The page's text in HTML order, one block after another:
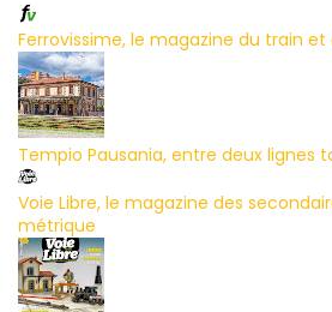
Ferrovissime, le magazine du train et
Tempio Pausania, entre deux lignes
Voie Libre, le magazine des
métrique